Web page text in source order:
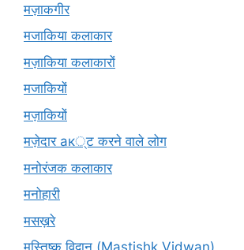
मज़ाकगीर
मजाकिया कलाकार
मज़ाकिया कलाकारों
मजाकियों
मज़ाकियों
मज़ेदार ак्ट करने वाले लोग
मनोरंजक कलाकार
मनोहारी
मसख़रे